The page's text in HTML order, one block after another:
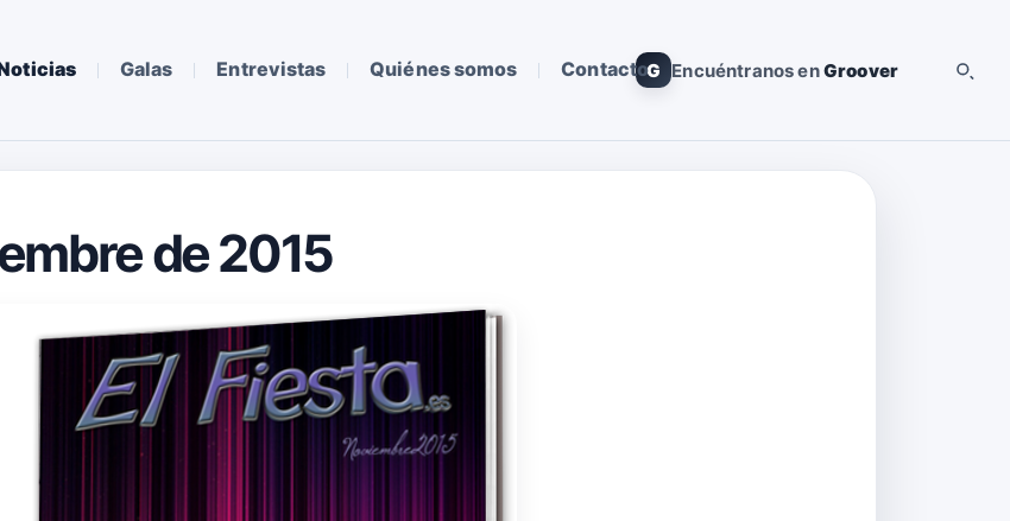
Galas Entrevistas Quiénes somos ContactoG Encuéntranos enGroover
de 2015